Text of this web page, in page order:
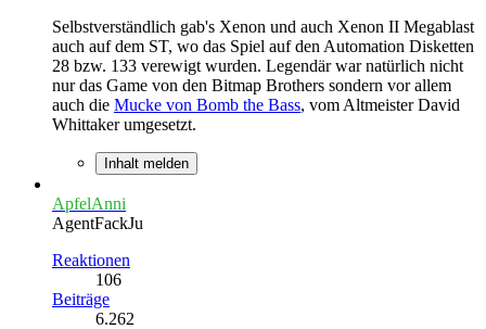
Selbstverständlich gab's Xenon und auch Xenon II Megablast
auch auf dem ST, wo das Spiel auf den Automation Disketten
28 bzw. 133 verewigt wurden. Legendär war natürlich nicht
nur das Game von den Bitmap Brothers sondern vor allem
auch die Mucke von Bomb the Bass, vom Altmeister David
Whittaker umgesetzt.
Inhalt melden
ApfelAnni
AgentFackJu
Reaktionen
106
Beiträge
6.262